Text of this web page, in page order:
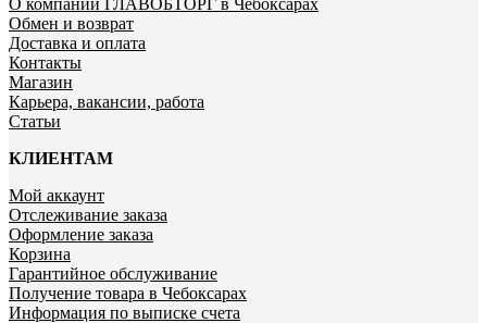
Обмен и возврат
Доставка и оплата
Контакты
Магазин
Карьера, вакансии, работа
Статьи
КЛИЕНТАМ
Мой аккаунт
Отслеживание заказа
Оформление заказа
Корзина
Гарантийное обслуживание
Получение товара в Чебоксарах
Информация по выписке счета